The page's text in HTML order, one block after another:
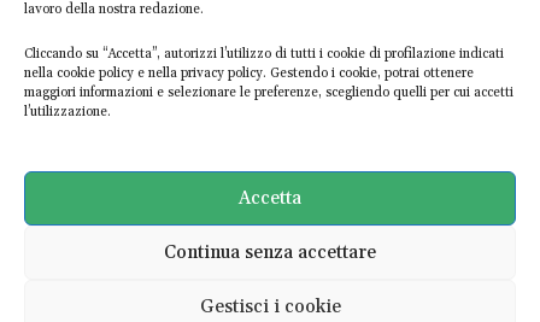
lavoro della nostra redazione.
Cliccando su “Accetta”, autorizzi l’utilizzo di tutti i cookie di profilazione indicati
nella cookie policy e nella privacy policy. Gestendo i cookie, potrai ottenere
maggiori informazioni e selezionare le preferenze, scegliendo quelli per cui accetti
l’utilizzazione.
Accetta
Continua senza accettare
Gestisci i cookie
digitale dedicata alle imprese italiane circolari. Scopri le
esperienze già mappate osegnalaci nuove realtà!